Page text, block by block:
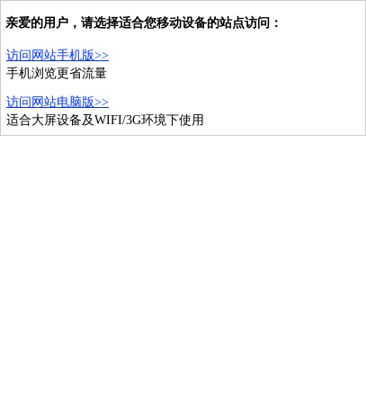
亲爱的用户，请选择适合您移动设备的站点访问：
访问网站手机版>>
手机浏览更省流量
访问网站电脑版>>
适合大屏设备及WIFI/3G环境下使用